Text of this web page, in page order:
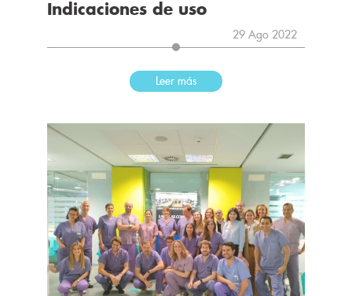
Indicaciones de uso
29 Ago 2022
Leer más